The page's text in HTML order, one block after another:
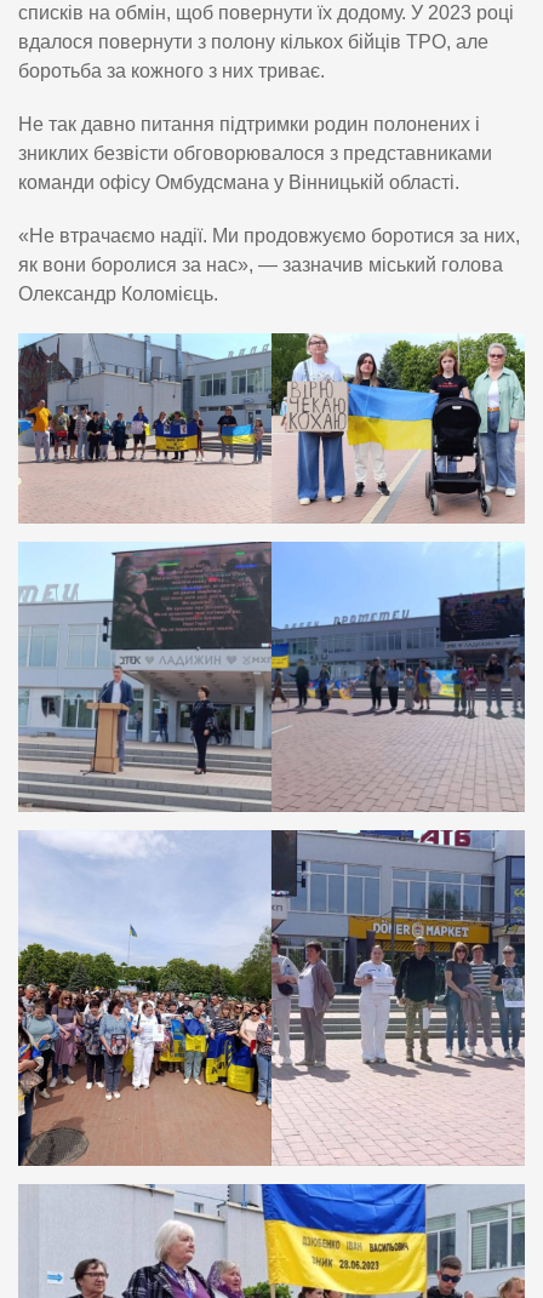
списків на обмін, щоб повернути їх додому. У 2023 році
вдалося повернути з полону кількох бійців ТРО, але
боротьба за кожного з них триває.
Не так давно питання підтримки родин полонених і
зниклих безвісти обговорювалося з представниками
команди офісу Омбудсмана у Вінницькій області.
«Не втрачаємо надії. Ми продовжуємо боротися за них,
як вони боролися за нас», — зазначив міський голова
Олександр Коломієць.